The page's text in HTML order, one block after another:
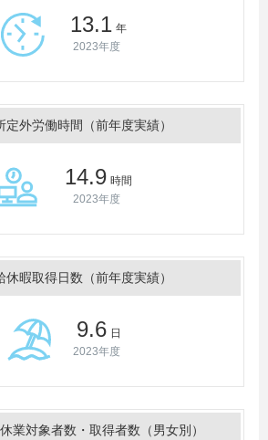
13.1 年
2023年度
定外労働時間（前年度実績）
14.9 時間
2023年度
休暇取得日数（前年度実績）
9.6 日
2023年度
業対象者数・取得者数（男女別）